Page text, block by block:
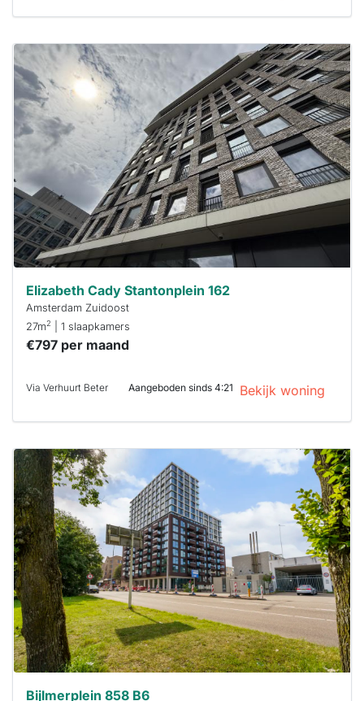
Deze woning
waarschijnlijk
al verhuurd
Om kans te
maken moet je
binnen 15
reageren.
Stekkies helpt
Elizabeth Cady Stantonplein 162
Amsterdam Zuidoost
27m2 | 1 slaapkamers
€797 per maand
Via Verhuurt Beter Aangeboden sinds 4:21 Bekijk woning
Deze woning
is
waarschijnlijk
al verhuurd
Om kans te
maken moet je
binnen 15
minuten
reageren.
Stekkies helpt
je hierbij!
Bijlmerplein 858 B6